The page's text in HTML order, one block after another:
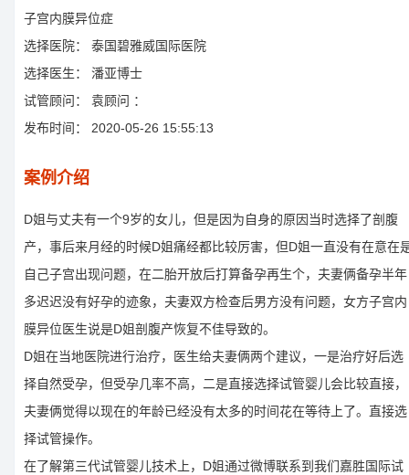
子宫内膜异位症
选择医院：
泰国碧雅威国际医院
选择医生：
潘亚博士
试管顾问：
袁顾问 ：
发布时间：
2020-05-26 15:55:13
案例介绍
D姐与丈夫有一个9岁的女儿，但是因为自身的原因当时选择了剖腹
产，事后来月经的时候D姐痛经都比较厉害，但D姐一直没有在意在
自己子宫出现问题，在二胎开放后打算备孕再生个，夫妻俩备孕半年
多迟迟没有好孕的迹象，夫妻双方检查后男方没有问题，女方子宫内
膜异位医生说是D姐剖腹产恢复不佳导致的。
D姐在当地医院进行治疗，医生给夫妻俩两个建议，一是治疗好后选
择自然受孕，但受孕几率不高，二是直接选择试管婴儿会比较直接，
夫妻俩觉得以现在的年龄已经没有太多的时间花在等待上了。直接选
择试管操作。
在了解第三代试管婴儿技术上，D姐通过微博联系到我们嘉胜国际试